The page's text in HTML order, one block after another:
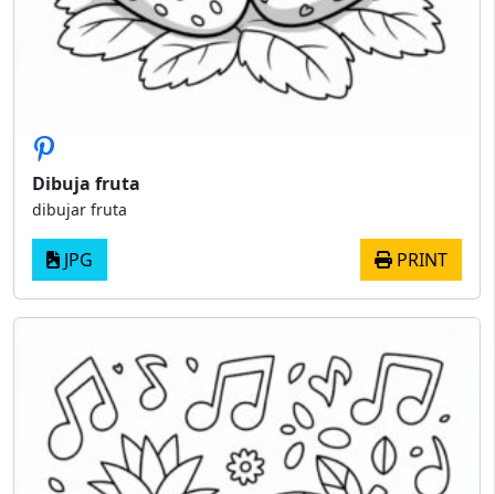
Dibuja fruta
dibujar fruta
JPG PRINT